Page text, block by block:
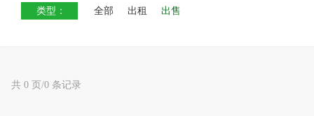
类型： 全部 出租 出售
共 0 页/0 条记录